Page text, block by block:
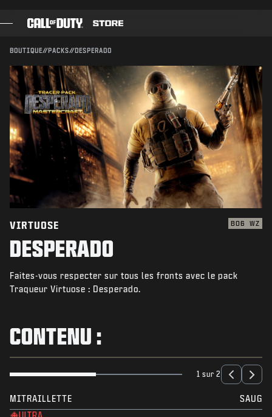
JEUX
PASSE DE COMBAT
BLACK CELL
POINTS COD
BOUTIQUE D'ÉQUIPEMENT
COMBAT BUILDS
JEUX
ACTUS
CONNEXION|S'INSCRIRE
BOUTIQUE//PACKS//DESPERADO
Compatible avec :
CONFIRMER L'ACHAT
ANNULER
Activision peut mettre à jour, remplacer ou supprimer
ce contenu en jeu à tout moment.
VIRTUOSE BO6 WZ
DESPERADO
Faites-vous respecter sur tous les fronts avec le pack
Traqueur Virtuose : Desperado.
CONTENU :
1 sur 2
MITRAILLETTE SAUG